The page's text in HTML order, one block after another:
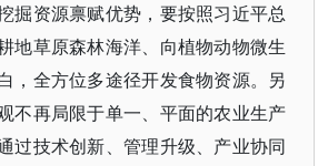
掘资源禀赋优势，要按照习近平总
地草原森林海洋、向植物动物微生
，全方位多途径开发食物资源。另
不再局限于单一、平面的农业生产
过技术创新、管理升级、产业协同